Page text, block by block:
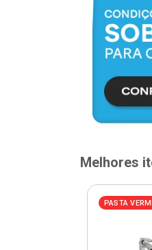
Melhores
PASTA